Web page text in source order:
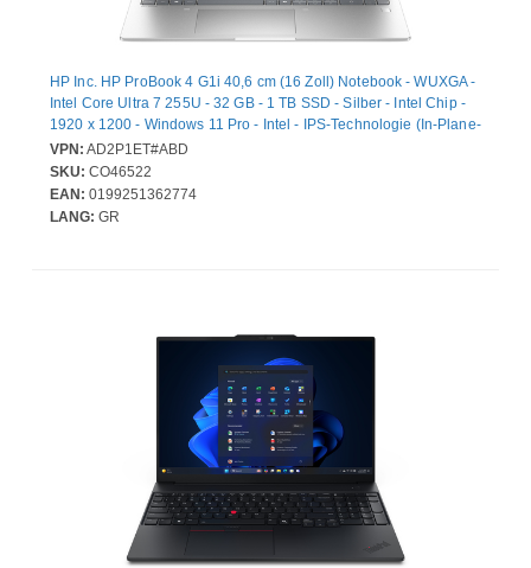
HP Inc. HP ProBook 4 G1i 40,6 cm (16 Zoll) Notebook - WUXGA -
Intel Core Ultra 7 255U - 32 GB - 1 TB SSD - Silber - Intel Chip -
1920 x 1200 - Windows 11 Pro - Intel - IPS-Technologie (In-Plane-
Switching) - Webcam - IEEE 802.11be Wireless LAN-Standard
VPN: AD2P1ET#ABD
SKU: CO46522
EAN: 0199251362774
LANG: GR